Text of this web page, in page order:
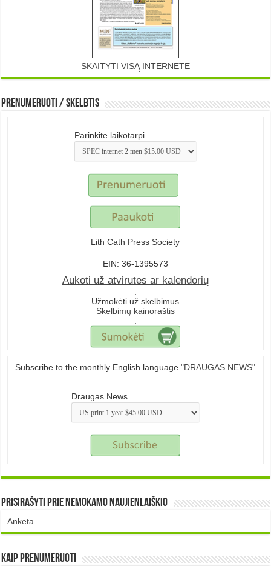
SKAITYTI VISĄ INTERNETE
Prenumeruoti / Skelbtis
Parinkite laikotarpi
Lith Cath Press Society
EIN: 36-1395573
Aukoti už atvirutes ar kalendorių
.
Užmokėti už skelbimus
Skelbimų kainoraštis
.
Subscribe to the monthly English language"DRAUGAS NEWS"
Draugas News
Prisirašyti prie nemokamo naujienlaiškio
Anketa
Kaip prenumeruoti